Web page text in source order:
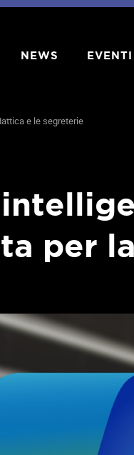
NEWS
e le segreterie
per